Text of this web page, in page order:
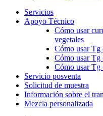
Servicios
Apoyo Técnico
Cómo usar
vegetales
Cómo usar Tg
Cómo usar Tg
Cómo usar Tg
Servicio posventa
Solicitud de muestra
Información sobre el
Mezcla personalizada